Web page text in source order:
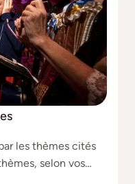
les thèmes cités
selon vos